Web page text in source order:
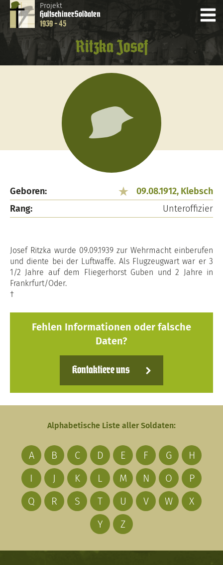
Projekt
HultschinerSoldaten
1939 - 45
Ritzka Josef
Geboren:
09.08.1912, Klebsch
Rang:
Unteroffizier
Josef Ritzka wurde 09.09.1939 zur Wehrmacht einberufen
und diente bei der Luftwaffe. Als Flugzeugwart war er 3
1/2 Jahre auf dem Fliegerhorst Guben und 2 Jahre in
Frankrfurt/Oder.
†
Fehlen Informationen oder falsche
Daten?
Kontaktiere uns
Alphabetische Liste aller Soldaten:
A B C D E F G
H
I
J K L M N O
P
Q
R S T U V W
X
Y
Z